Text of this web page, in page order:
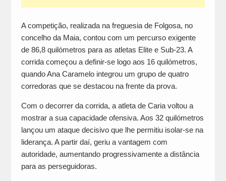
A competição, realizada na freguesia de Folgosa, no
concelho da Maia, contou com um percurso exigente
de 86,8 quilómetros para as atletas Elite e Sub-23. A
corrida começou a definir-se logo aos 16 quilómetros,
quando Ana Caramelo integrou um grupo de quatro
corredoras que se destacou na frente da prova.
Com o decorrer da corrida, a atleta de Caria voltou a
mostrar a sua capacidade ofensiva. Aos 32 quilómetros
lançou um ataque decisivo que lhe permitiu isolar-se na
liderança. A partir daí, geriu a vantagem com
autoridade, aumentando progressivamente a distância
para as perseguidoras.